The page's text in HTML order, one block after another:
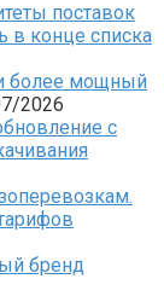
поставок
в конце списка
более мощный
2026
с
бренд